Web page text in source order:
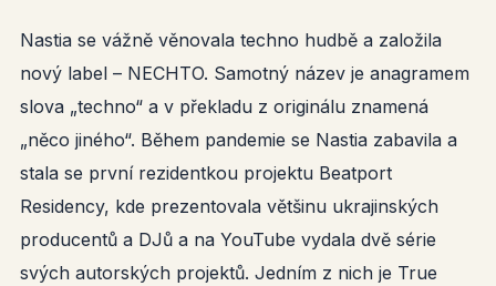
Nastia se vážně věnovala techno hudbě a založila
nový label – NECHTO. Samotný název je anagramem
slova „techno“ a v překladu z originálu znamená
„něco jiného“. Během pandemie se Nastia zabavila a
stala se první rezidentkou projektu Beatport
Residency, kde prezentovala většinu ukrajinských
producentů a DJů a na YouTube vydala dvě série
svých autorských projektů. Jedním z nich je True